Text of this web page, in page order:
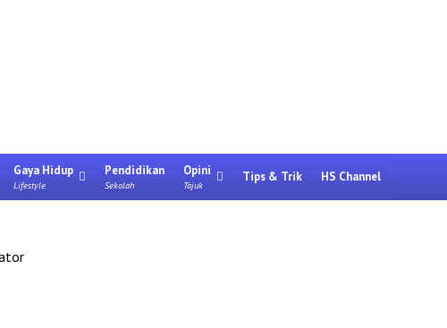
Gaya Hidup
Lifestyle
Pendidikan
Sekolah
Opini
Tajuk
Tips & Trik HS Channel